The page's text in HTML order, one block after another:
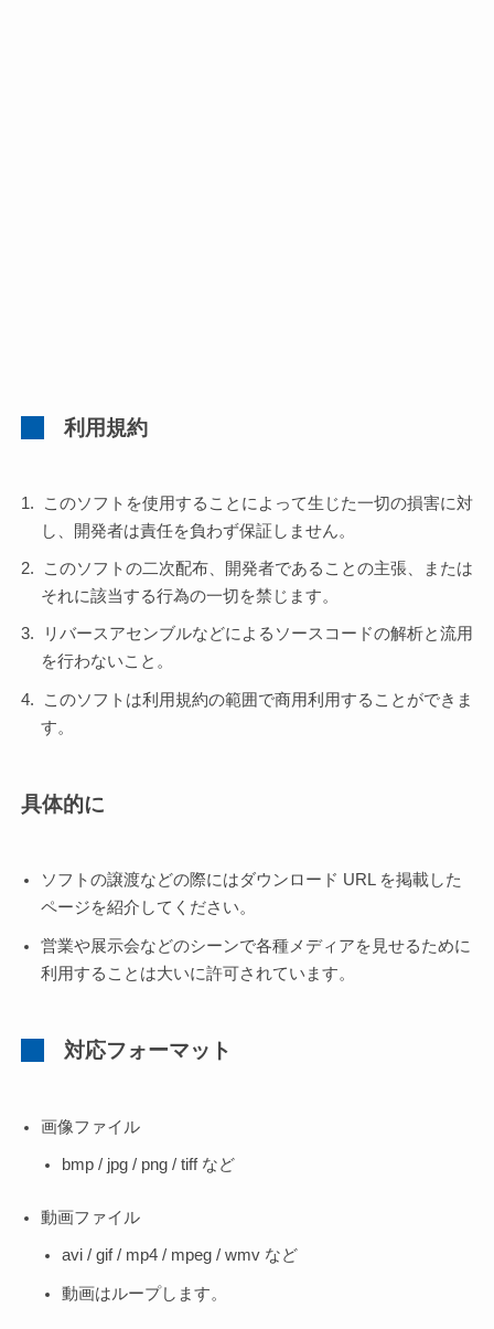
利用規約
このソフトを使用することによって生じた一切の損害に対
し、開発者は責任を負わず保証しません。
このソフトの二次配布、開発者であることの主張、または
それに該当する行為の一切を禁じます。
リバースアセンブルなどによるソースコードの解析と流用
を行わないこと。
このソフトは利用規約の範囲で商用利用することができま
す。
具体的に
ソフトの譲渡などの際にはダウンロード URL を掲載した
ページを紹介してください。
営業や展示会などのシーンで各種メディアを見せるために
利用することは大いに許可されています。
対応フォーマット
画像ファイル
bmp / jpg / png / tiff など
動画ファイル
avi / gif / mp4 / mpeg / wmv など
動画はループします。